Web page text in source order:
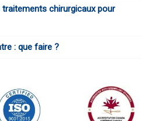
chirurgicaux pour
: que faire ?